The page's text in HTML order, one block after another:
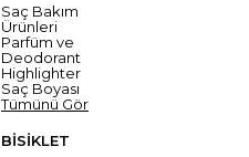
Saç Bakım
Ürünleri
Parfüm ve
Deodorant
Highlighter
Saç Boyası
Tümünü Gör
BİSİKLET